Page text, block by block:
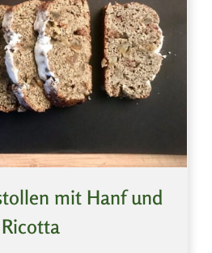
mit Hanf und
Ricotta